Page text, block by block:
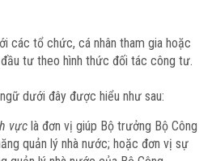
các tổ chức, cá nhân tham gia hoặc
tư theo hình thức đối tác công tư.
dưới đây được hiểu như sau:
vực là đơn vị giúp Bộ trưởng Bộ Công
quản lý nhà nước; hoặc đơn vị sự